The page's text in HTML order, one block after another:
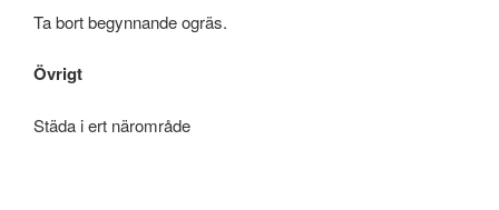
Ta bort begynnande ogräs.
Övrigt
Städa i ert närområde